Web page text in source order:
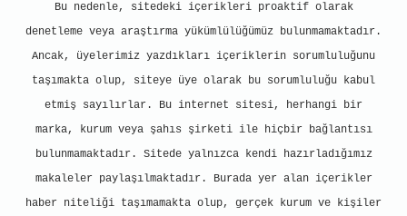
Bu nedenle, sitedeki içerikleri proaktif olarak
denetleme veya araştırma yükümlülüğümüz bulunmamaktadır.
Ancak, üyelerimiz yazdıkları içeriklerin sorumluluğunu
taşımakta olup, siteye üye olarak bu sorumluluğu kabul
etmiş sayılırlar. Bu internet sitesi, herhangi bir
marka, kurum veya şahıs şirketi ile hiçbir bağlantısı
bulunmamaktadır. Sitede yalnızca kendi hazırladığımız
makaleler paylaşılmaktadır. Burada yer alan içerikler
haber niteliği taşımamakta olup, gerçek kurum ve kişiler